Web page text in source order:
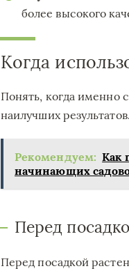
более высокого
Когда
Понять, когда именно
наилучших
Рекомендуем: Как
начинающих
Перед
Перед посадкой